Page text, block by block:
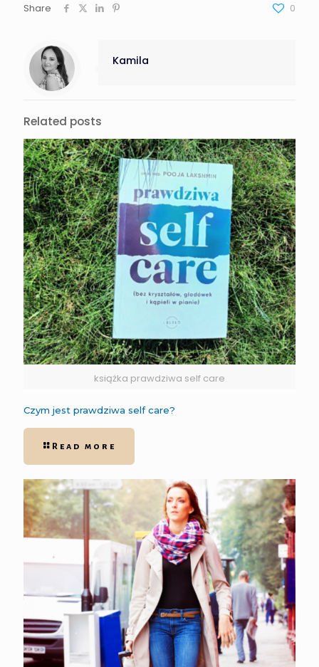
Share 0
Kamila
Related posts
książka prawdziwa self care
Czym jest prawdziwa self care?
Read more